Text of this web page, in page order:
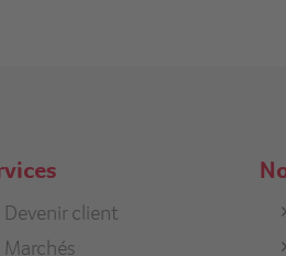
Devenir client
Marchés